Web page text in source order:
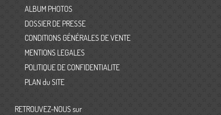
ALBUM PHOTOS
DOSSIER DE PRESSE
CONDITIONS GÉNÉRALES DE VENTE
MENTIONS LEGALES
POLITIQUE DE CONFIDENTIALITE
PLAN du SITE
RETROUVEZ-NOUS sur